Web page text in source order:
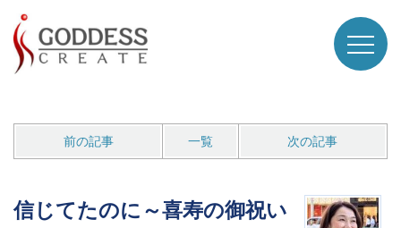
前の記事 一覧 次の記事
信じてたのに～喜寿の御祝い